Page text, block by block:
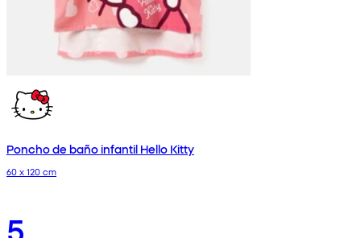
Poncho de baño infantil Hello Kitty
60 x 120 cm
5